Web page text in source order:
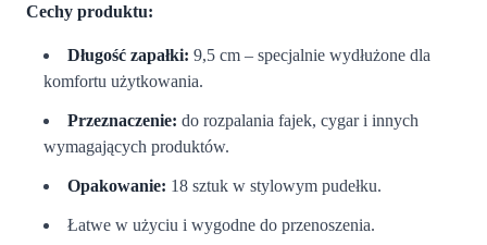
Cechy produktu:
Długość zapałki: 9,5 cm – specjalnie wydłużone dla
komfortu użytkowania.
Przeznaczenie: do rozpalania fajek, cygar i innych
wymagających produktów.
Opakowanie: 18 sztuk w stylowym pudełku.
Łatwe w użyciu i wygodne do przenoszenia.